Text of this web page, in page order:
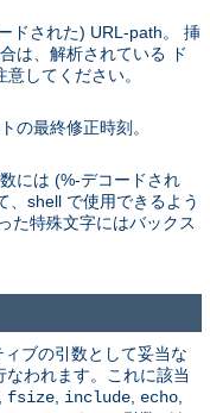
ドされた) URL-path。 挿
は、解析されている ド
意してください。
の最終修正時刻。
には (%-デコードされ
、shell で使用できるよう
た特殊文字にはバックス
ブの引数として妥当な
われます。これに該当
fsize include echo